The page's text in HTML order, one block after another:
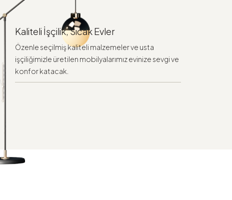
Kaliteli İşçilik, Sıcak Evler
Özenle seçilmiş kaliteli malzemeler ve usta
işçiliğimizle üretilen mobilyalarımız evinize sevgi ve
konfor katacak.